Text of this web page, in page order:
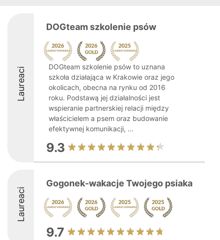
Laureaci
DOGteam szkolenie psów
DOGteam szkolenie psów to uznana
szkoła działająca w Krakowie oraz jego
okolicach, obecna na rynku od 2016
roku. Podstawą jej działalności jest
wspieranie partnerskiej relacji między
właścicielem a psem oraz budowanie
efektywnej komunikacji, ...
9.3
Laureaci
Gogonek-wakacje Twojego psiaka
9.7